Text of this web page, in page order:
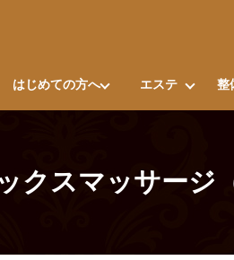
はじめての方へ エステ 整
クスマッサージ